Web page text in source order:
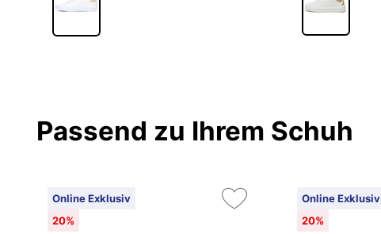
Passend zu Ihrem Schuh
Online Exklusiv
20%
Online Exklusiv
20%